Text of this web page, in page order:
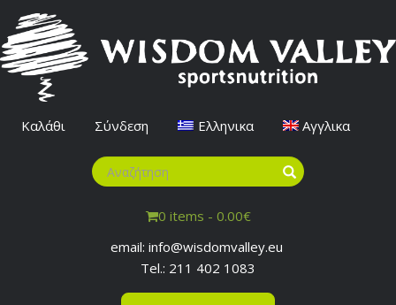
Καλάθι Σύνδεση Ελληνικα Αγγλικα
0 items - 0.00€
email: info@wisdomvalley.eu
Tel.: 211 402 1083